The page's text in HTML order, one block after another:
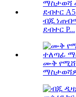
ብጁ
ደብተር P...
ሙቅ